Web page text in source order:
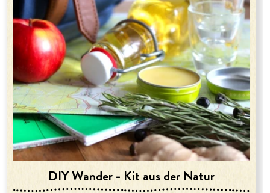
DIY Wander - Kit aus der Natur